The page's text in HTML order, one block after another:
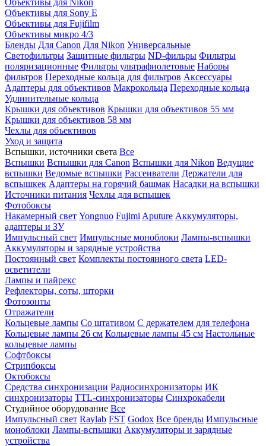
Объективы для Nikon
Объективы для Sony E
Объективы для Fujifilm
Объективы микро 4/3
Бленды Для Canon Для Nikon Универсальные
Светофильтры Защитные фильтры ND-фильры Фильтры
поляризационные Фильтры ультрафиолетовые Наборы
фильтров Переходные кольца для фильтров Аксессуары
Адаптеры для объективов Макрокольца Переходные кольца
Удлинительные кольца
Крышки для объективов Крышки для объективов 55 мм
Крышки для объективов 58 мм
Чехлы для объективов
Уход и защита
Вспышки, источники света Все
Вспышки Вспышки для Canon Вспышки для Nikon Ведущие
вспышки Ведомые вспышки Рассеиватели Держатели для
вспышкек Адаптеры на горячий башмак Насадки на вспышки
Источники питания Чехлы для вспышек
Фотобоксы
Накамерный свет Yongnuo Fujimi Aputure Аккумуляторы,
адаптеры и ЗУ
Импульсный свет Импульсные моноблоки Лампы-вспышки
Аккумуляторы и зарядные устройства
Постоянный свет Комплекты постоянного света LED-
осветители
Лампы и пайрекс
Рефлекторы, соты, шторки
Фотозонты
Отражатели
Кольцевые лампы Со штативом С держателем для телефона
Кольцевые лампы 26 см Кольцевые лампы 45 см Настольные
кольцевые лампы
Софтбоксы
Стрипбоксы
Октобоксы
Средства синхронизации Радиосинхронизаторы ИК
синхронизаторы TTL-синхронизаторы Синхрокабели
Студийное оборудование Все
Импульсный свет Raylab FST Godox Все бренды Импульсные
моноблоки Лампы-вспышки Аккумуляторы и зарядные
устройства